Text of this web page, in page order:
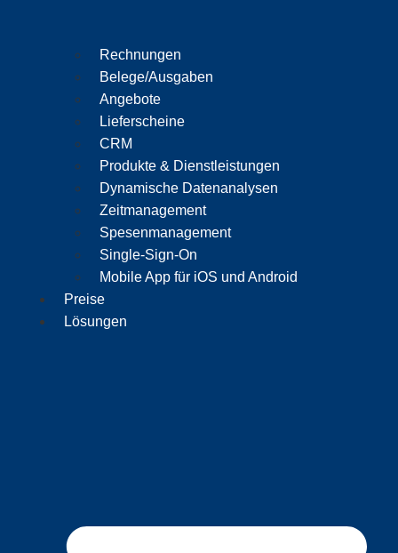
Rechnungen
Belege/Ausgaben
Angebote
Lieferscheine
CRM
Produkte & Dienstleistungen
Dynamische Datenanalysen
Zeitmanagement
Spesenmanagement
Single-Sign-On
Mobile App für iOS und Android
Preise
Lösungen